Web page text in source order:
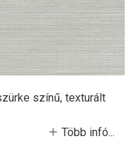
színű, texturált
Több infó...